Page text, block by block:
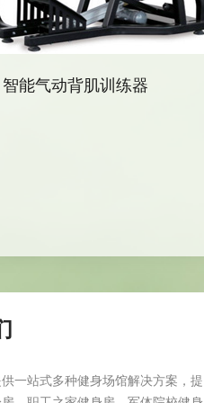
智能气动背肌训练器
一站式多种健身场馆解决方案，提